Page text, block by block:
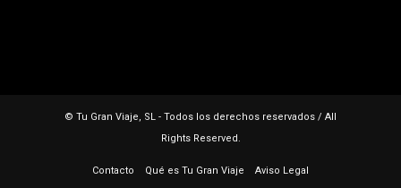
© Tu Gran Viaje, SL - Todos los derechos reservados / All
Rights Reserved.
Contacto Qué es Tu Gran Viaje
Aviso Legal